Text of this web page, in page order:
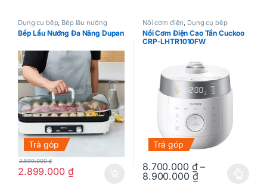
Dụng cụ bếp, Bếp lẩu nướng
Bếp Lẩu Nướng Đa Năng Dupan
Trả góp
2.899.000 ₫
3.599.000₫
Nồi cơm điện, Dụng cụ bếp
Nồi Cơm Điện Cao Tần Cuckoo
CRP-LHTR1010FW
Trả góp
8.700.000 ₫–
8.900.000 ₫
Sản phẩm này có nhiều biến